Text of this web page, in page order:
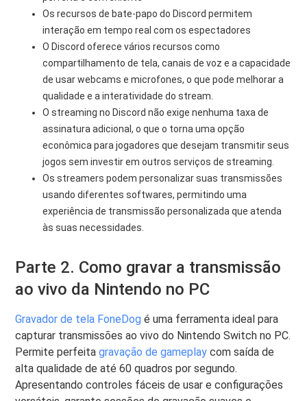
Os recursos de bate-papo do Discord permitem
interação em tempo real com os espectadores
O Discord oferece vários recursos como
compartilhamento de tela, canais de voz e a capacidade
de usar webcams e microfones, o que pode melhorar a
qualidade e a interatividade do stream.
O streaming no Discord não exige nenhuma taxa de
assinatura adicional, o que o torna uma opção
econômica para jogadores que desejam transmitir seus
jogos sem investir em outros serviços de streaming.
Os streamers podem personalizar suas transmissões
usando diferentes softwares, permitindo uma
experiência de transmissão personalizada que atenda
às suas necessidades.
Parte 2. Como gravar a transmissão
ao vivo da Nintendo no PC
Gravador de tela FoneDog é uma ferramenta ideal para
capturar transmissões ao vivo do Nintendo Switch no PC.
Permite perfeitagravação de gameplay com saída de
alta qualidade de até 60 quadros por segundo.
Apresentando controles fáceis de usar e configurações